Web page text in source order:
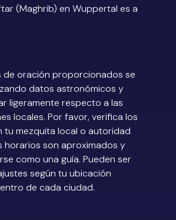
(Maghrib) en Wuppertal es a
de oración proporcionados se
datos astronómicos y
ligeramente respecto a las
locales. Por favor, verifica los
tu mezquita local o autoridad
horarios son aproximados y
como una guía. Pueden ser
según tu ubicación
de cada ciudad.